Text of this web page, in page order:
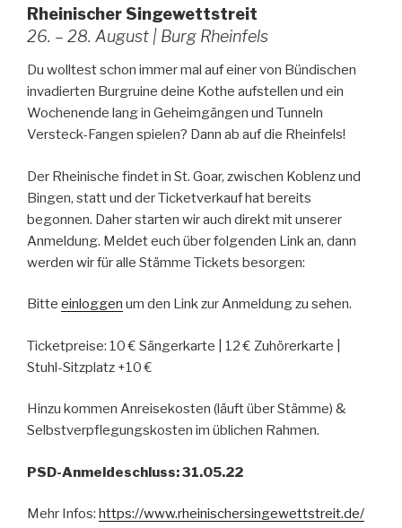
Rheinischer Singewettstreit
26. – 28. August | Burg Rheinfels
Du wolltest schon immer mal auf einer von Bündischen
invadierten Burgruine deine Kothe aufstellen und ein
Wochenende lang in Geheimgängen und Tunneln
Versteck-Fangen spielen? Dann ab auf die Rheinfels!
Der Rheinische findet in St. Goar, zwischen Koblenz und
Bingen, statt und der Ticketverkauf hat bereits
begonnen. Daher starten wir auch direkt mit unserer
Anmeldung. Meldet euch über folgenden Link an, dann
werden wir für alle Stämme Tickets besorgen:
Bitte einloggen um den Link zur Anmeldung zu sehen.
Ticketpreise: 10 € Sängerkarte | 12 € Zuhörerkarte |
Stuhl-Sitzplatz +10 €
Hinzu kommen Anreisekosten (läuft über Stämme) &
Selbstverpflegungskosten im üblichen Rahmen.
PSD-Anmeldeschluss: 31.05.22
Mehr Infos: https://www.rheinischersingewettstreit.de/